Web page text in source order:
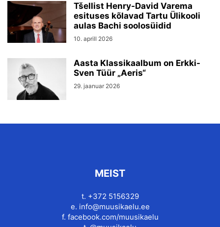
Tšellist Henry-David Varema
esituses kõlavad Tartu Ülikooli
aulas Bachi soolosüidid
10. aprill 2026
Aasta Klassikaalbum on Erkki-
Sven Tüür „Aeris“
29. jaanuar 2026
MEIST
t. +372 5156329
e. info@muusikaelu.ee
f. facebook.com/muusikaelu